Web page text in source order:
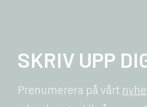
SKRIV UPP
Prenumerera på vårt